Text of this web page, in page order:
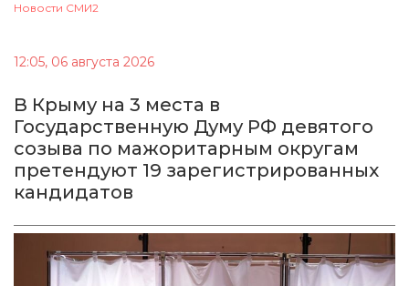
Новости СМИ2
12:05, 06 августа 2026
В Крыму на 3 места в
Государственную Думу РФ девятого
созыва по мажоритарным округам
претендуют 19 зарегистрированных
кандидатов